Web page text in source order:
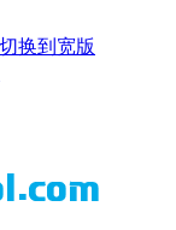
切换到宽版